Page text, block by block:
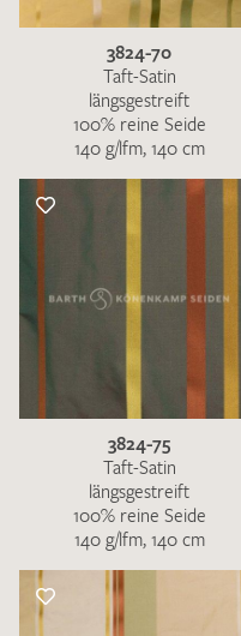
3824-70
Taft-Satin
längsgestreift
100% reine Seide
140 g/lfm, 140 cm
3824-75
Taft-Satin
längsgestreift
100% reine Seide
140 g/lfm, 140 cm